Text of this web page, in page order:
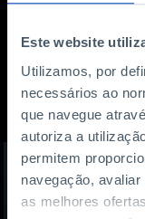
Este website
Utilizamos, por
necessários ao
que navegue
autoriza a
permitem
navegação,
as melhores
Também
interessar